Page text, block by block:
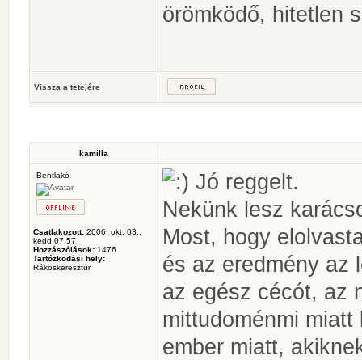
örömködő, hitetlen
Vissza a tetejére
kamilla
Bentlakó
Csatlakozott: 2006. okt. 03.,
kedd 07:57
Hozzászólások: 1476
Tartózkodási hely:
Rákoskeresztúr
Jó reggelt.
Nekünk lesz
Most, hogy
és az eredmény az
az egész cécót, az
mittudoménmi
ember miatt,